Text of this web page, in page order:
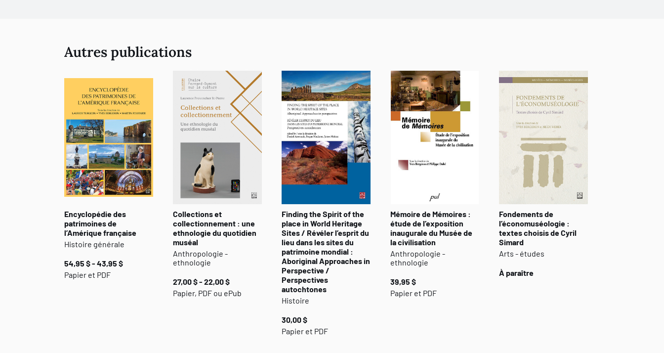
structurent autour de trois grands thèmes qui soulèvent des questions : « Nouvelles
muséalisations : nouvelles muséologies ? », « Nouveaux enjeux : nouvelles perspectives pour l’objet
muséal ? » et « Musée, muséologie : quel avenir ? »
Autres publications
Encyclopédie des
patrimoines de
l’Amérique française
Histoire générale
54,95 $ - 43,95 $
Papier et PDF
Collections et
collectionnement : une
ethnologie du quotidien
muséal
Anthropologie -
ethnologie
27,00 $ - 22,00 $
Papier, PDF ou ePub
Finding the Spirit of the
place in World Heritage
Sites / Révéler l’esprit du
lieu dans les sites du
patrimoine mondial :
Aboriginal Approaches in
Perspective /
Perspectives
autochtones
Histoire
30,00 $
Papier et PDF
Mémoire de Mémoires :
étude de l’exposition
inaugurale du Musée de
la civilisation
Anthropologie -
ethnologie
39,95 $
Papier et PDF
Fondements de
l’économuséologie :
textes choisis de Cyril
Simard
Arts - études
À paraître